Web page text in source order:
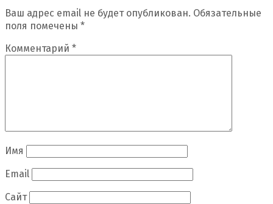
Ваш адрес email не будет опубликован. Обязательные
поля помечены *
Комментарий *
Имя
Email
Сайт